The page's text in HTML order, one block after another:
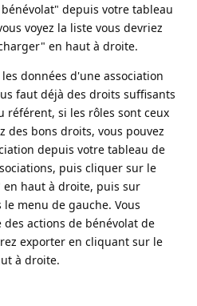
depuis votre tableau
voyez la liste vous devriez
en haut à droite.
données d'une association
faut déjà des droits suffisants
référent, si les rôles sont ceux
des bons droits, vous pouvez
depuis votre tableau de
puis cliquer sur le
en haut à droite, puis sur
menu de gauche. Vous
actions de bénévolat de
exporter en cliquant sur le
à droite.